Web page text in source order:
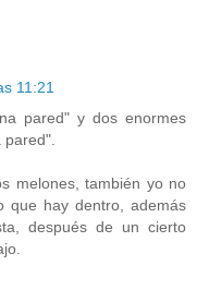
11:21
pared" y dos enormes
melones, también yo no
que hay dentro, además
después de un cierto